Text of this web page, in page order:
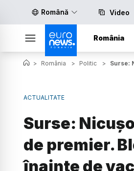
Română Video
România
> România > Politic > Surse:
ACTUALITATE
Surse:
de premier.
înainte de